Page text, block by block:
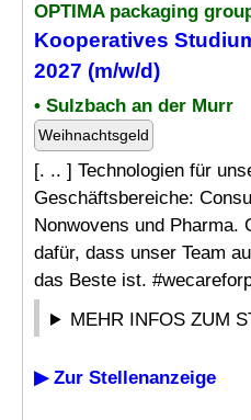
OPTIMA packaging
Kooperatives
2027 (m/w/d)
• Sulzbach an der Murr
Weihnachtsgeld
[. .. ] Technologien für
Geschäftsbereiche:
Nonwovens und Pharma.
dafür, dass unser Team
das Beste ist.
MEHR INFOS ZUM
▶ Zur Stellenanzeige